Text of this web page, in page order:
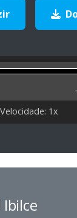
Velocidade: 1x
Ibilce